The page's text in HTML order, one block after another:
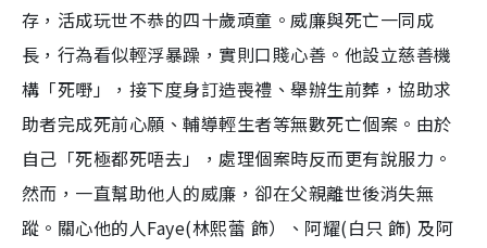
存，活成玩世不恭的四十歲頑童。威廉與死亡一同成
長，行為看似輕浮暴躁，實則口賤心善。他設立慈善機
構「死嘢」，接下度身訂造喪禮、舉辦生前葬，協助求
助者完成死前心願、輔導輕生者等無數死亡個案。由於
自己「死極都死唔去」，處理個案時反而更有說服力。
然而，一直幫助他人的威廉，卻在父親離世後消失無
蹤。關心他的人Faye(林熙蕾 飾）、阿耀(白只 飾) 及阿